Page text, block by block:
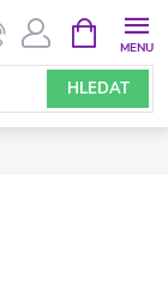
HLEDAT
NÁKUPNÍ
KOŠÍK